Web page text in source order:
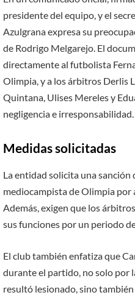
presidente del equipo, y el
Azulgrana expresa su
de Rodrigo Melgarejo. El
directamente al futbolista
Olimpia, y a los árbitros Derlis
Quintana, Ulises Mereles y
negligencia e irresponsabilidad.
Medidas solicitadas
La entidad solicita una sanción
mediocampista de Olimpia
Además, exigen que los
sus funciones por un periodo
El club también enfatiza que
durante el partido, no solo por
resultó lesionado, sino